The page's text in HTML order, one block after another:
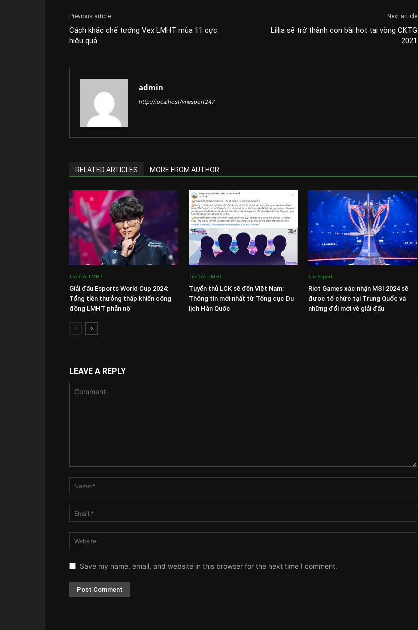
Previous article
Cách khắc chế tướng Vex LMHT mùa 11 cực
hiệu quả
Next article
Lillia sẽ trở thành con bài hot tại vòng CKTG
2021
admin
http://localhost/vnesport247
RELATED ARTICLES MORE FROM AUTHOR
Tin Tức LMHT
Giải đấu Esports World Cup 2024:
Tổng tiền thưởng thấp khiến cộng
đồng LMHT phẫn nộ
Tin Tức LMHT
Tuyển thủ LCK sẽ đến Việt Nam:
Thông tin mới nhất từ Tổng cục Du
lịch Hàn Quốc
Tin Esport
Riot Games xác nhận MSI 2024 sẽ
được tổ chức tại Trung Quốc và
những đổi mới về giải đấu
LEAVE A REPLY
Save my name, email, and website in this browser for the next time I comment.